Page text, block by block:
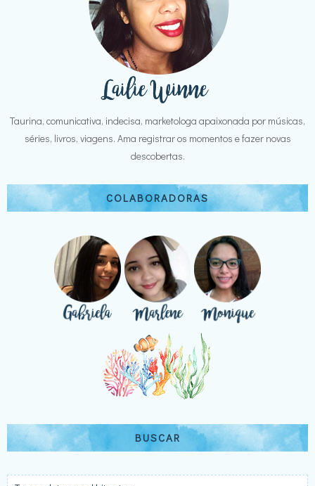
Taurina, comunicativa, indecisa, marketologa apaixonada por músicas,
séries, livros, viagens. Ama registrar os momentos e fazer novas
descobertas.
COLABORADORAS
BUSCAR